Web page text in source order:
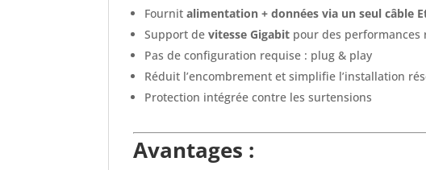
Fournitalimentation + données via un seul câble
Support devitesse Gigabit pour des performances
Pas de configuration requise : plug & play
Réduit l’encombrement et simplifie l’installation
Protection intégrée contre les surtensions
Avantages :